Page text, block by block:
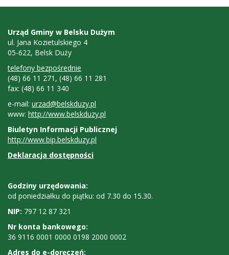
Kontakt
Urząd Gminy w Belsku Dużym
ul. Jana Kozietulskiego 4
05-622, Belsk Duży
telefony bezpośrednie
(48) 66 11 271, (48) 66 11 281
fax: (48) 66 11 340
e-mail: urzad@belskduzy.pl
www: http://www.belskduzy.pl
Biuletyn Informacji Publicznej
http://www.bip.belskduzy.pl
Deklaracja dostępności
Godziny
urzędowania,
NIP,
nr
Godziny urzędowania:
od poniedziałku do piątku: od 7.30 do 15.30.
NIP: 797 12 87 321
Nr konta bankowego:
36 9116 0001 0000 0198 2000 0002
Adres do e-doręczeń: